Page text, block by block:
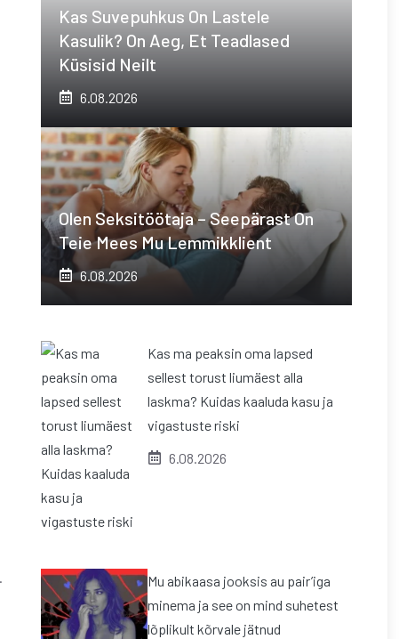
Kas Suvepuhkus On Lastele
Kasulik? On Aeg, Et Teadlased
Küsisid Neilt
6.08.2026
Olen Seksitöötaja – Seepärast On
Teie Mees Mu Lemmikklient
6.08.2026
Kas ma peaksin oma lapsed
sellest torust liumäest alla
laskma? Kuidas kaaluda kasu ja
vigastuste riski
6.08.2026
Mu abikaasa jooksis au pair’iga
minema ja see on mind suhetest
lõplikult kõrvale jätnud